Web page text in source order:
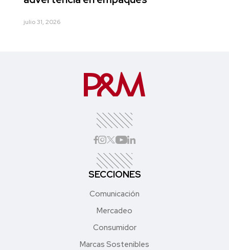
julio 31, 2026
SECCIONES
Comunicación
Mercadeo
Consumidor
Marcas Sostenibles